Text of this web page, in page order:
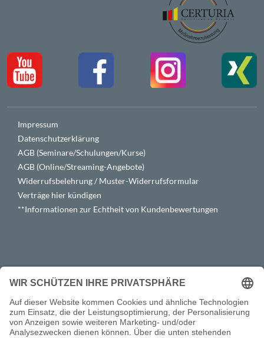
Impressum
Datenschutzerklärung
AGB (Seminare/Schulungen/Kurse)
AGB (Online/Streaming-Angebote)
Widerrufsbelehrung / Muster-Widerrufsformular
Verträge hier kündigen
**Informationen zur Echtheit von Kundenbewertungen